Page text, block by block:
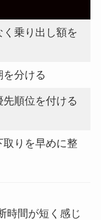
乗り出し額を
を分ける
順位を付ける
取りを早めに整
時間が短く感じ